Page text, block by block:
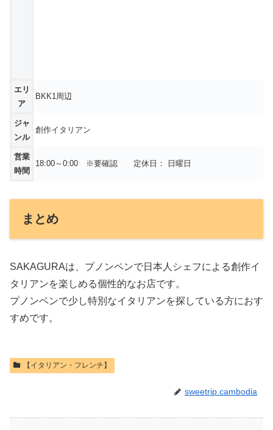
エリ
ア
BKK1周辺
ジャ
ンル
創作イタリアン
営業
時間
18:00～0:00 ※要確認 定休日： 日曜日
まとめ
SAKAGURAは、プノンペンで日本人シェフによる創作イ
タリアンを楽しめる個性的なお店です。
プノンペンで少し特別なイタリアンを探している方におす
すめです。
【イタリアン・フレンチ】
sweetrip.cambodia